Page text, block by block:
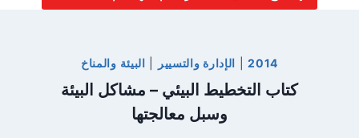
2014
| الإدارة والتسيير البيئة والمناخ
كتاب التخطيط البيئي – مشاكل البيئة
وسبل معالجتها